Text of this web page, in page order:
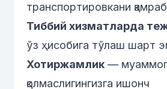
транспортировкани
Тиббий хизматларда
ўз ҳисобига тўлаш шарт
Хотиржамлик —
қолмаслигингизга ишонч